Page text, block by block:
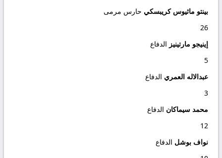
بينتو ماثيوس كريبسكي حارس مرمى
26
إينيجو مارتينيز الدفاع
5
عبدالاله العمري الدفاع
3
محمد سيماكان الدفاع
12
نواف بوشل الدفاع